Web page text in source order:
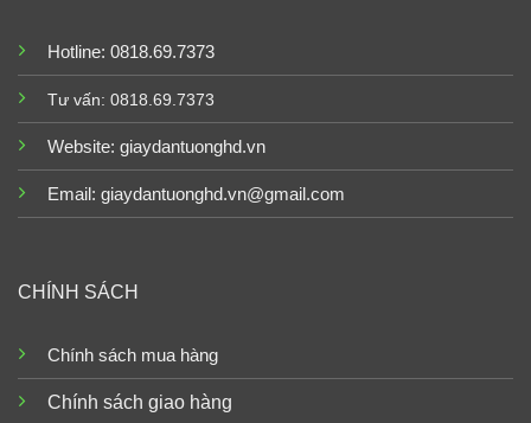
Hotline: 0818.69.7373
Tư vấn: 0818.69.7373
Website: giaydantuonghd.vn
Email: giaydantuonghd.vn@gmail.com
CHÍNH SÁCH
Chính sách mua hàng
Chính sách giao hàng